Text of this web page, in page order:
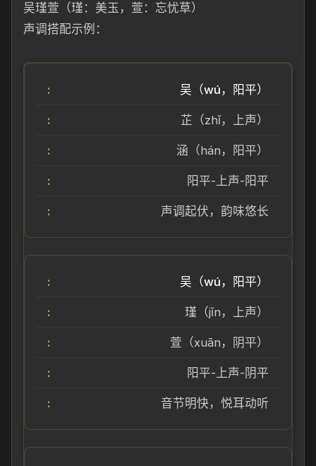
吴瑾萱（瑾：美玉，萱：忘忧草）
声调搭配示例：
吴（wú，阳平）
芷（zhǐ，上声）
涵（hán，阳平）
阳平-上声-阳平
声调起伏，韵味悠长
吴（wú，阳平）
瑾（jǐn，上声）
萱（xuān，阴平）
阳平-上声-阴平
音节明快，悦耳动听